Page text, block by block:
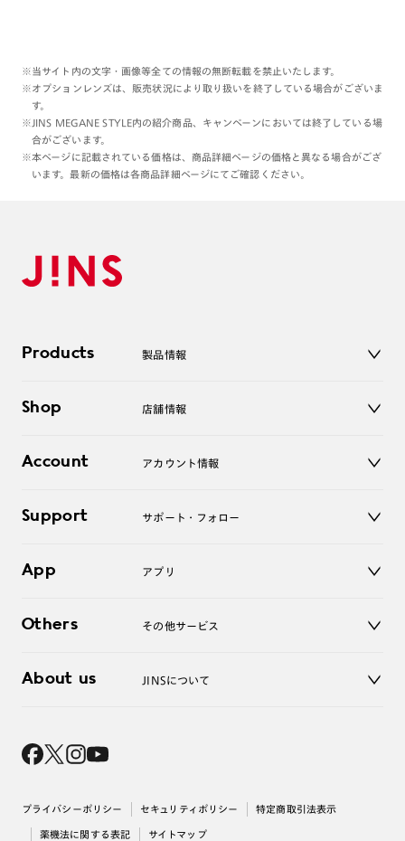
※当サイト内の文字・画像等全ての情報の無断転載を禁止いたします。
※オプションレンズは、販売状況により取り扱いを終了している場合がございま
す。
※JINS MEGANE STYLE内の紹介商品、キャンペーンにおいては終了している場
合がございます。
※本ページに記載されている価格は、商品詳細ページの価格と異なる場合がござ
います。最新の価格は各商品詳細ページにてご確認ください。
Products 製品情報
サングラス
コンタクトレンズ
アクセサリー
Shop 店舗情報
オンラインショップ
Account アカウント情報
ログアウト
Support サポート・フォロー
よくあるご質問
お問い合わせ
App アプリ
Others その他サービス
レンズ交換
About us JINSについて
採用情報
出店について
プライバシーポリシー セキュリティポリシー 特定商取引法表示
薬機法に関する表記 サイトマップ